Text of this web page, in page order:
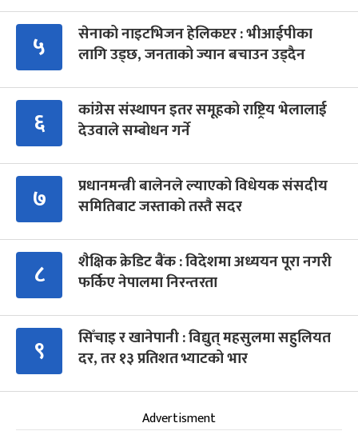
५
सेनाको नाइटभिजन हेलिकप्टर : भीआईपीका
लागि उड्छ, जनताको ज्यान बचाउन उड्दैन
६
कांग्रेस संस्थापन इतर समूहको राष्ट्रिय भेलालाई
देउवाले सम्बोधन गर्ने
७
प्रधानमन्त्री बालेनले ल्याएको विधेयक संसदीय
समितिबाट जस्ताको तस्तै सदर
८
शैक्षिक क्रेडिट बैंक : विदेशमा अध्ययन पूरा नगरी
फर्किए नेपालमा निरन्तरता
९
सिँचाइ र खानेपानी : विद्युत् महसुलमा सहुलियत
दर, तर १३ प्रतिशत भ्याटको भार
Advertisment